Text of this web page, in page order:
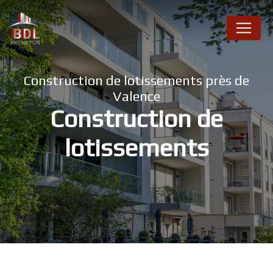
Construction de lotissements près de
Valence
Construction de
lotissements
Panneau de gestion des cookies